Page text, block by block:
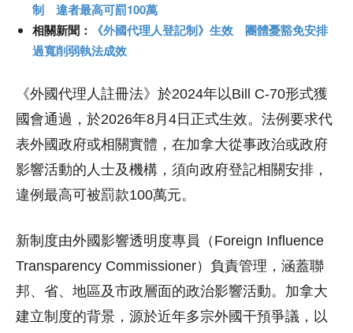
制 違者最高可罰100萬
相關新聞： 《外國代理人登記制》生效 團體憂豁免安排
過寬削弱執法成效
《外國代理人註冊法》於2024年以Bill C-70形式獲
國會通過，於2026年8月4日正式生效。法例要求代
表外國政府或相關實體，在加拿大從事政治或政府
影響活動的人士及機構，須向政府登記相關安排，
違例最高可被罰款100萬元。
新制度由外國影響透明度專員（Foreign Influence
Transparency Commissioner）負責管理，涵蓋聯
邦、省、地區及市政層面的政治影響活動。加拿大
建立制度的背景，源於近年多宗外國干預爭議，以